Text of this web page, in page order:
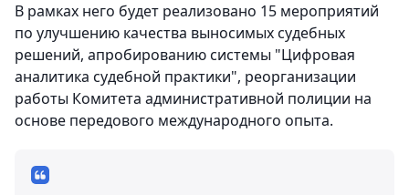
В рамках него будет реализовано 15 мероприятий
по улучшению качества выносимых судебных
решений, апробированию системы "Цифровая
аналитика судебной практики", реорганизации
работы Комитета административной полиции на
основе передового международного опыта.